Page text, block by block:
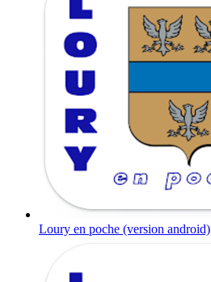
Loury en poche (version android)